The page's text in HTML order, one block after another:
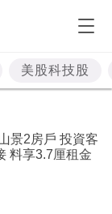
美股科技股
景2房戶 投資客
料享3.7厘租金